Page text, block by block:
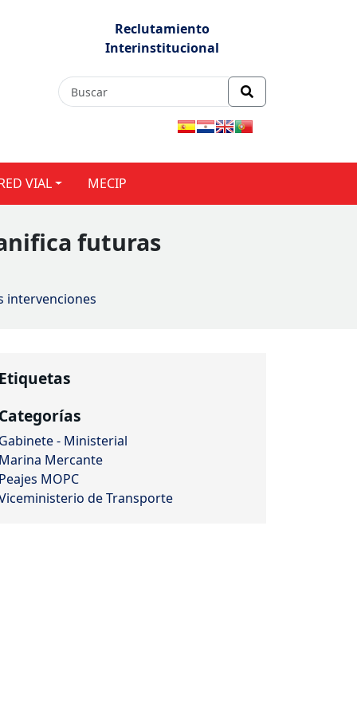
Reclutamiento
Interinstitucional
VIAL MECIP
futuras
intervenciones
Etiquetas
Categorías
Gabinete - Ministerial
Marina Mercante
Peajes MOPC
de Transporte